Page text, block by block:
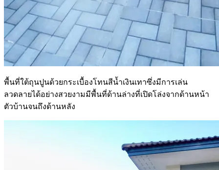
พื้นที่ใต้ถุนปูนด้วยกระเบื้องโทนสีน้ำเงินเทาซึ่งมีการเล่น
ลวดลายได้อย่างสวยงามมีพื้นที่ด้านล่างที่เปิดโล่งจากด้านหน้า
ตัวบ้านจนถึงด้านหลัง